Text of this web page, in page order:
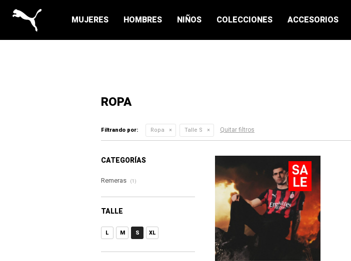
MUJERES HOMBRES NIÑOS COLECCIONES ACCESORIOS
ROPA
Filtrando por: Ropa Talle S Quitar filtros
CATEGORÍAS
Remeras (1)
TALLE
L M S XL